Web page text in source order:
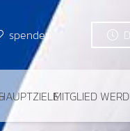
spenden
MITGLIED